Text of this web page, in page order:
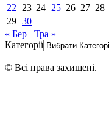
22
23 24 25 26 27 28
29 30
« Бер
Тра »
Категорії
© Всі права захищені.